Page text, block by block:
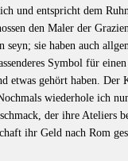
und entspricht dem
den Maler der
seyn; sie haben auch
Symbol für
etwas gehört haben. Der
wiederhole ich
der ihre Ateliers
ihr Geld nach Rom